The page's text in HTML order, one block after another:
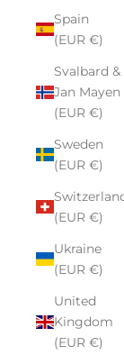
Spain
(EUR €)
Svalbard &
Jan Mayen
(EUR €)
Sweden
(EUR €)
(EUR €)
Ukraine
(EUR €)
United
Kingdom
(EUR €)